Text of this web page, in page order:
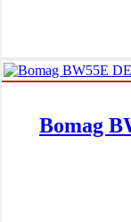
Bomag